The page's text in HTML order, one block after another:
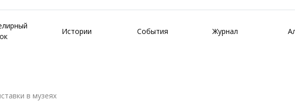
Истории События Журнал
в музеях